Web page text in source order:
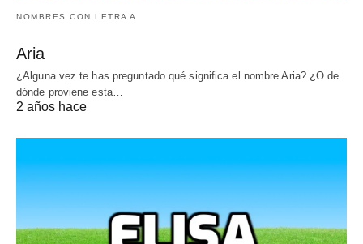
NOMBRES CON LETRA A
Aria
¿Alguna vez te has preguntado qué significa el nombre Aria? ¿O de
dónde proviene esta…
2 años hace